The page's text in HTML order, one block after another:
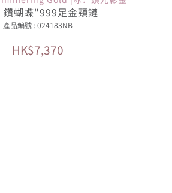
蝴蝶"999足金頸鏈
產品編號 : 024183NB
HK$7,370